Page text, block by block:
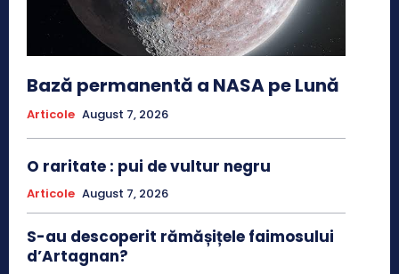
Bază permanentă a NASA pe Lună
Articole August 7, 2026
O raritate : pui de vultur negru
Articole August 7, 2026
S-au descoperit rămășițele faimosului
d’Artagnan?